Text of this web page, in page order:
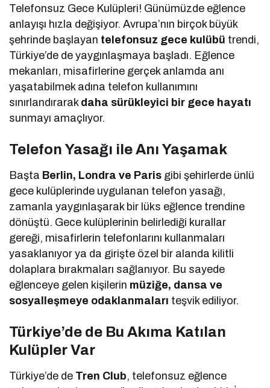
Telefonsuz Gece Kulüpleri! Günümüzde eğlence
anlayışı hızla değişiyor. Avrupa’nın birçok büyük
şehrinde başlayan telefonsuz gece kulübü trendi,
Türkiye’de de yaygınlaşmaya başladı. Eğlence
mekanları, misafirlerine gerçek anlamda anı
yaşatabilmek adına telefon kullanımını
sınırlandırarak daha sürükleyici bir gece hayatı
sunmayı amaçlıyor.
Telefon Yasağı ile Anı Yaşamak
Başta Berlin, Londra ve Paris gibi şehirlerde ünlü
gece kulüplerinde uygulanan telefon yasağı,
zamanla yaygınlaşarak bir lüks eğlence trendine
dönüştü. Gece kulüplerinin belirlediği kurallar
gereği, misafirlerin telefonlarını kullanmaları
yasaklanıyor ya da girişte özel bir alanda kilitli
dolaplara bırakmaları sağlanıyor. Bu sayede
eğlenceye gelen kişilerin müziğe, dansa ve
sosyalleşmeye odaklanmaları teşvik ediliyor.
Türkiye’de de Bu Akıma Katılan
Kulüpler Var
Türkiye’de de Tren Club, telefonsuz eğlence